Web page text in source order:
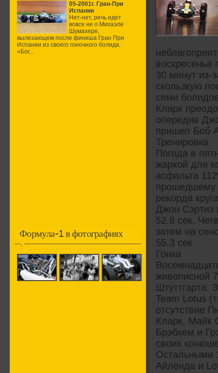
05-2001г. Гран-При
Испании
Нет-нет, речь идет
вовсе не о Михаэле
Шумахере,
вылезающем после финиша Гран При
Испании из своего гоночного болида.
«Бог...
Формула-1 в фотографиях
30 минут из-
скользкую
семи
Кларк
опередив
пришел Боб
Тренировка
Погода в
жаркой для
асфальта
прошедшему
рекорда
Джон Сэртиз
52.8 сек.
затем на
55.3 сек.
Гонка
живописной
Штуттгарта.
Team Lotus
отсутствие
Кларк, Майк
Брэбхем и
своих
Остальными
Айленда и